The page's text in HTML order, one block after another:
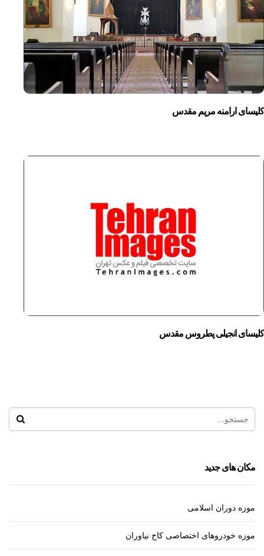
کلیسای ارامنه مریم مقدس
کلیسای انجیلی پطروس مقدس
مکان های جدید
موزه دوران اسلامی
موزه خودروهای اختصاصی کاخ نیاوران